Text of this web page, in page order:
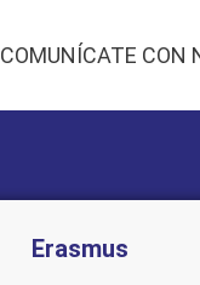
COMUNÍCATE CON
Erasmus